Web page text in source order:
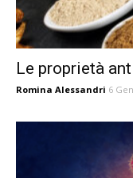
Le proprietà
Romina Alessandri 6